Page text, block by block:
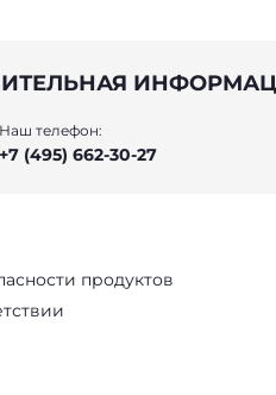
Наш телефон:
+7 (495) 662-30-27
продуктов